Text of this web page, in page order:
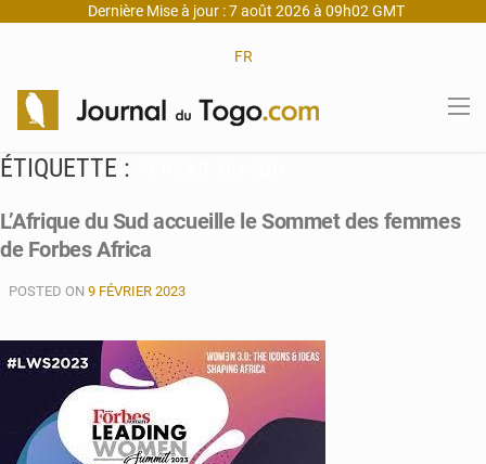
Dernière Mise à jour : 7 août 2026 à 09h02 GMT
FR
ÉTIQUETTE :
L’Afrique du Sud accueille le Sommet des femmes
de Forbes Africa
POSTED ON 9 FÉVRIER 2023